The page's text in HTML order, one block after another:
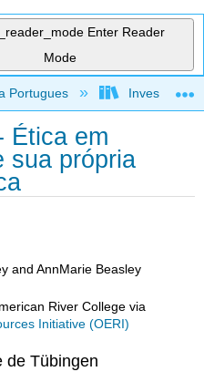
Enter Reader
Mode
hierarchy
Portugues
Ética em
sua própria
and AnnMarie Beasley
River Collegevia
Initiative (OERI)
de Tübingen